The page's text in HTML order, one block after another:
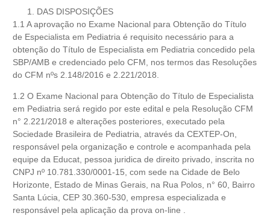
DAS DISPOSIÇÕES
1.1 A aprovação no Exame Nacional para Obtenção do Título
de Especialista em Pediatria é requisito necessário para a
obtenção do Título de Especialista em Pediatria concedido pela
SBP/AMB e credenciado pelo CFM, nos termos das Resoluções
do CFM nºs 2.148/2016 e 2.221/2018.
1.2 O Exame Nacional para Obtenção do Título de Especialista
em Pediatria será regido por este edital e pela Resolução CFM
n° 2.221/2018 e alterações posteriores, executado pela
Sociedade Brasileira de Pediatria, através da CEXTEP-On,
responsável pela organização e controle e acompanhada pela
equipe da Educat, pessoa juridica de direito privado, inscrita no
CNPJ nº 10.781.330/0001-15, com sede na Cidade de Belo
Horizonte, Estado de Minas Gerais, na Rua Polos, n° 60, Bairro
Santa Lúcia, CEP 30.360-530, empresa especializada e
responsável pela aplicação da prova on-line .